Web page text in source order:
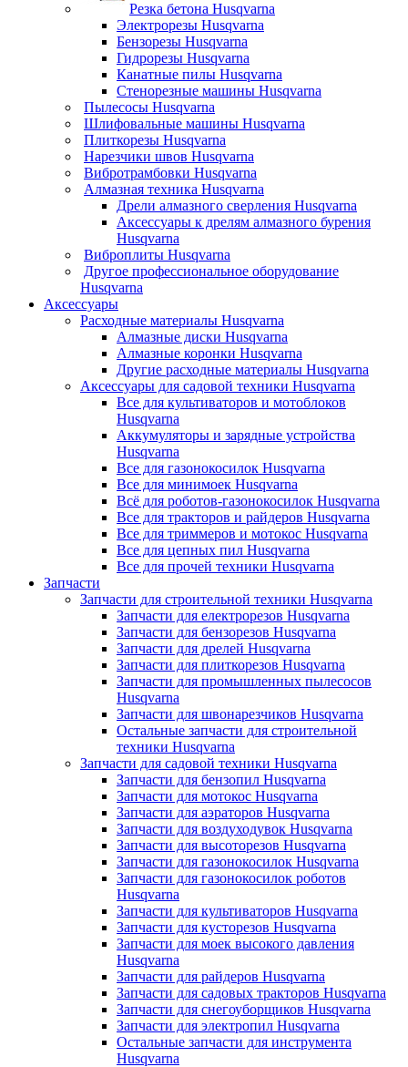
Резка бетона Husqvarna
Электрорезы Husqvarna
Бензорезы Husqvarna
Гидрорезы Husqvarna
Канатные пилы Husqvarna
Стенорезные машины Husqvarna
Пылесосы Husqvarna
Шлифовальные машины Husqvarna
Плиткорезы Husqvarna
Нарезчики швов Husqvarna
Вибротрамбовки Husqvarna
Алмазная техника Husqvarna
Дрели алмазного сверления Husqvarna
Аксессуары к дрелям алмазного бурения
Husqvarna
Виброплиты Husqvarna
Другое профессиональное оборудование
Husqvarna
Аксессуары
Расходные материалы Husqvarna
Алмазные диски Husqvarna
Алмазные коронки Husqvarna
Другие расходные материалы Husqvarna
Аксессуары для садовой техники Husqvarna
Все для культиваторов и мотоблоков
Husqvarna
Аккумуляторы и зарядные устройства
Husqvarna
Все для газонокосилок Husqvarna
Все для минимоек Husqvarna
Всё для роботов-газонокосилок Husqvarna
Все для тракторов и райдеров Husqvarna
Все для триммеров и мотокос Husqvarna
Все для цепных пил Husqvarna
Все для прочей техники Husqvarna
Запчасти
Запчасти для строительной техники Husqvarna
Запчасти для електрорезов Husqvarna
Запчасти для бензорезов Husqvarna
Запчасти для дрелей Husqvarna
Запчасти для плиткорезов Husqvarna
Запчасти для промышленных пылесосов
Husqvarna
Запчасти для швонарезчиков Husqvarna
Остальные запчасти для строительной
техники Husqvarna
Запчасти для садовой техники Husqvarna
Запчасти для бензопил Husqvarna
Запчасти для мотокос Husqvarna
Запчасти для аэраторов Husqvarna
Запчасти для воздуходувок Husqvarna
Запчасти для высоторезов Husqvarna
Запчасти для газонокосилок Husqvarna
Запчасти для газонокосилок роботов
Husqvarna
Запчасти для культиваторов Husqvarna
Запчасти для кусторезов Husqvarna
Запчасти для моек высокого давления
Husqvarna
Запчасти для райдеров Husqvarna
Запчасти для садовых тракторов Husqvarna
Запчасти для снегоуборщиков Husqvarna
Запчасти для электропил Husqvarna
Остальные запчасти для инструмента
Husqvarna